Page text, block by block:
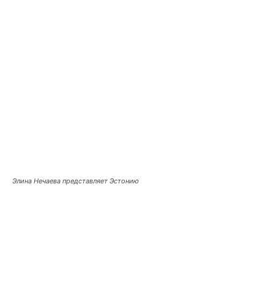
Элина Нечаева представляет Эстонию